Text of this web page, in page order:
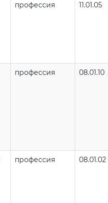
профессия 11.01.05
профессия 08.01.10
профессия 08.01.02